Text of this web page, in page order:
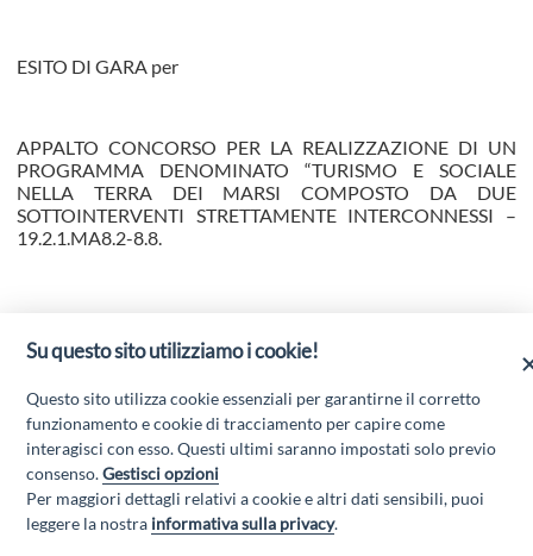
ESITO DI GARA per
APPALTO CONCORSO PER LA REALIZZAZIONE DI UN
PROGRAMMA DENOMINATO “TURISMO E SOCIALE
NELLA TERRA DEI MARSI COMPOSTO DA DUE
SOTTOINTERVENTI STRETTAMENTE INTERCONNESSI –
19.2.1.MA8.2-8.8.
Scarica l'allegato
Scarica l'allegato
Su questo sito utilizziamo i cookie!
Questo sito utilizza cookie essenziali per garantirne il corretto
funzionamento e cookie di tracciamento per capire come
interagisci con esso. Questi ultimi saranno impostati solo previo
consenso.Gestisci opzioni
Per maggiori dettagli relativi a cookie e altri dati sensibili, puoi
leggere la nostra informativa sulla privacy.